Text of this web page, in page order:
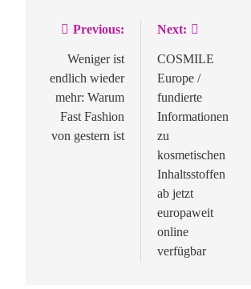
Beitragsnavigation
Previous:
Weniger ist
endlich wieder
mehr: Warum
Fast Fashion
von gestern ist
Next:
COSMILE
Europe /
fundierte
Informationen
zu
kosmetischen
Inhaltsstoffen
ab jetzt
europaweit
online
verfügbar